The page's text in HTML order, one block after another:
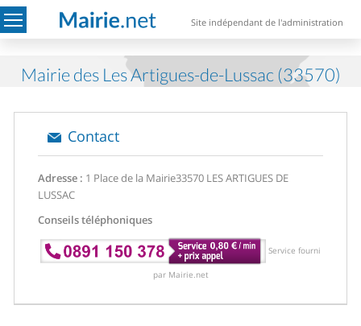
Site indépendant de l'administration
Mairie des Les Artigues-de-Lussac (33570)
Contact
Adresse : 1 Place de la Mairie33570 LES ARTIGUES DE
LUSSAC
Conseils téléphoniques
Service fourni
par Mairie.net